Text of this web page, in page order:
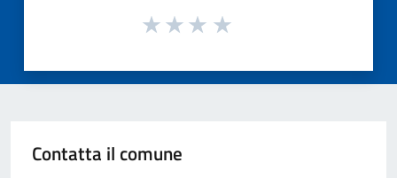
Contatta il comune